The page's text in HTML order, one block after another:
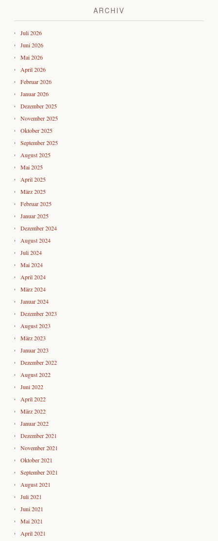
ARCHIV
Juli 2026
Juni 2026
Mai 2026
April 2026
Februar 2026
Januar 2026
Dezember 2025
November 2025
Oktober 2025
September 2025
August 2025
Mai 2025
April 2025
März 2025
Februar 2025
Januar 2025
Dezember 2024
August 2024
Juli 2024
Mai 2024
April 2024
März 2024
Januar 2024
Dezember 2023
August 2023
März 2023
Januar 2023
Dezember 2022
August 2022
Juni 2022
April 2022
März 2022
Januar 2022
Dezember 2021
November 2021
Oktober 2021
September 2021
August 2021
Juli 2021
Juni 2021
Mai 2021
April 2021